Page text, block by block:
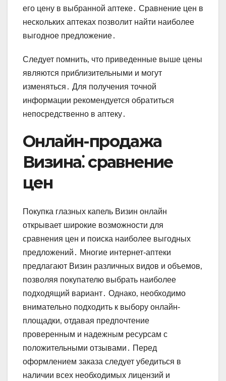
его цену в выбранной аптеке․ Сравнение цен в
нескольких аптеках позволит найти наиболее
выгодное предложение․
Следует помнить‚ что приведенные выше цены
являются приблизительными и могут
изменяться․ Для получения точной
информации рекомендуется обратиться
непосредственно в аптеку․
Онлайн-продажа
Визина⁚ сравнение
цен
Покупка глазных капель Визин онлайн
открывает широкие возможности для
сравнения цен и поиска наиболее выгодных
предложений․ Многие интернет-аптеки
предлагают Визин различных видов и объемов‚
позволяя покупателю выбрать наиболее
подходящий вариант․ Однако‚ необходимо
внимательно подходить к выбору онлайн-
площадки‚ отдавая предпочтение
проверенным и надежным ресурсам с
положительными отзывами․ Перед
оформлением заказа следует убедиться в
наличии всех необходимых лицензий и